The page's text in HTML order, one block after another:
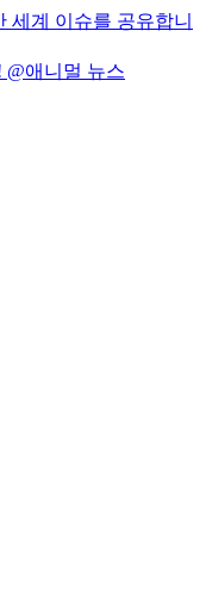
세계 이슈를 공유합니
@애니멀 뉴스